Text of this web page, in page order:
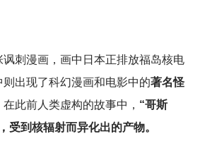
刺漫画，画中日本正排放福岛核电
出现了科幻漫画和电影中的著名怪
此前人类虚构的故事中， “哥斯
受到核辐射而异化出的产物。